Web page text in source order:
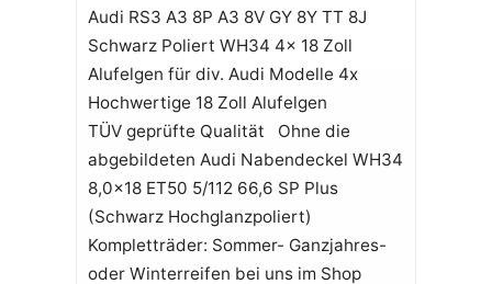
Audi RS3 A3 8P A3 8V GY 8Y TT 8J
Schwarz Poliert WH34 4x 18 Zoll
Alufelgen für div. Audi Modelle 4x
Hochwertige 18 Zoll Alufelgen
TÜV geprüfte Qualität Ohne die
abgebildeten Audi Nabendeckel WH34
8,0x18 ET50 5/112 66,6 SP Plus
(Schwarz Hochglanzpoliert)
Kompletträder: Sommer- Ganzjahres-
oder Winterreifen bei uns im Shop